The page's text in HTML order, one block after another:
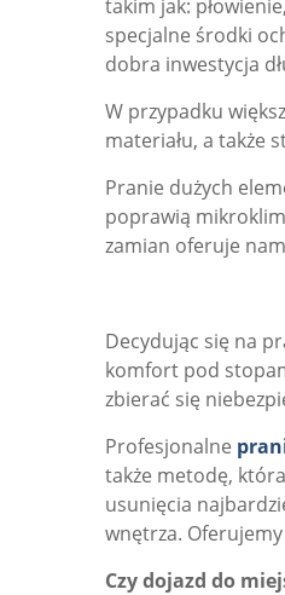
takim jak:
specjalne środki
dobra inwestycja
W przypadku
materiału, a także
Pranie dużych
poprawią
zamian oferuje
Decydując się na
komfort pod
zbierać się
Profesjonalne
także metodę,
usunięcia
wnętrza.
Czy dojazd do